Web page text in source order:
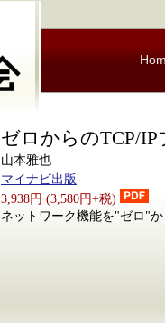
ゼロからのTCP/
山本雅也
マイナビ出版
3,938円 (3,580円+税)
ネットワーク機能を"ゼロ"